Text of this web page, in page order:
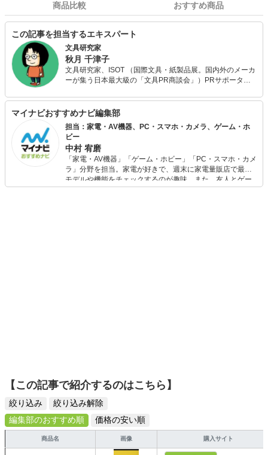
商品比較 おすすめ商品
この記事を担当するエキスパート
文具研究家
秋月 千津子
文具研究家、ISOT （国際文具・紙製品展。国内外のメーカ
ーが集う日本最大級の「文具PR商談会」）PRサポータ
まなメディアで発信中。 得意ジャンルはノートなどの紙
類、ボールペン。 オフィスや文房具屋に必ず置いてあるよ
うな定番文具を好む。 推しメーカーは三菱鉛筆、リヒトラ
ブ、クルーシャル。
マイナビおすすめナビ編集部
担当：家電・AV機器、PC・スマホ・カメラ、ゲーム・ホ
ビー
中村 宥磨
「家電・AV機器」「ゲーム・ホビー」「PC・スマホ・カメ
ラ」分野を担当。家電が好きで、週末に家電量販店で最新
モデルや機能をチェックするのが趣味。また、友人とゲー
ムを楽しみながら、新作タイトルやイベント情報もいち早
【この記事で紹介するのはこちら】
絞り込み
絞り込み解除
編集部のおすすめ順
価格の安い順
商品名 画像 購入サイト